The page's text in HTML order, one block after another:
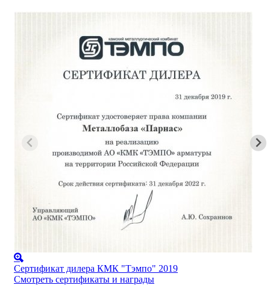
Сертификат дилера КМК "Тэмпо" 2019
Смотреть сертификаты и награды